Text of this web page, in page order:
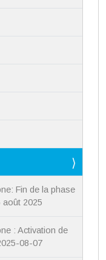
Fin de la phase
août 2025
: Activation de
08-07